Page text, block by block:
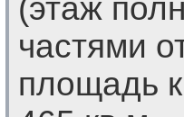
(этаж
частями
площадь